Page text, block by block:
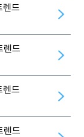
드
드
드
드